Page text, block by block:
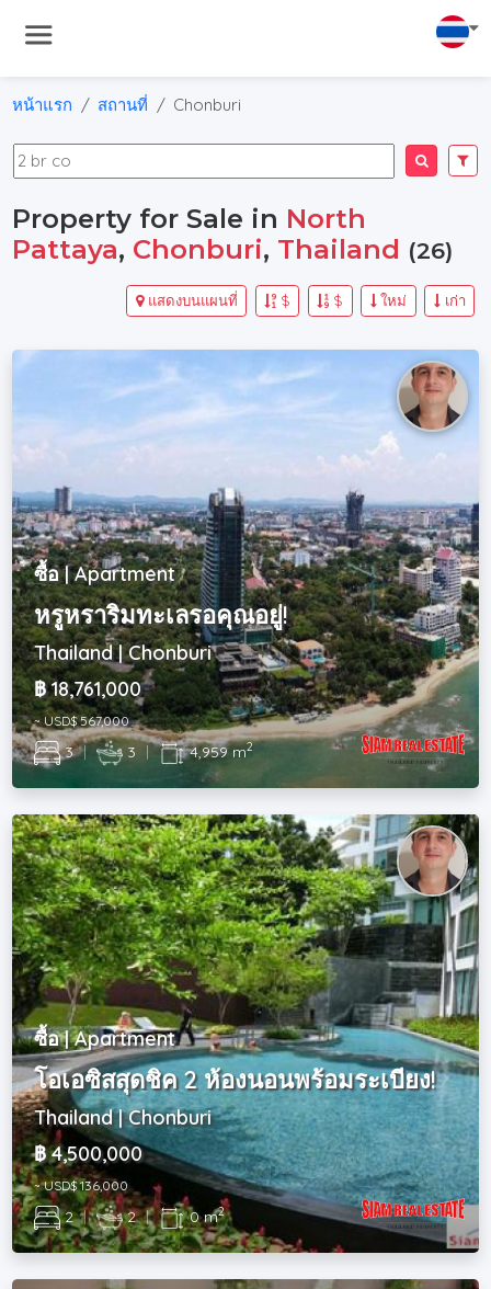
หน้าแรก สถานที่ Chonburi
Property for Sale in North
Pattaya, Chonburi, Thailand (26)
เก่า
ใหม่
$
$
แสดงบนแผนที่
ซื้อ | Apartment
หรูหราริมทะเลรอคุณอยู่!
Thailand | Chonburi
฿ 18,761,000
~ USD$ 567,000
3 | 3 | 4,959 m2
ซื้อ | Apartment
โอเอซิสสุดชิค 2 ห้องนอนพร้อมระเบียง!
Thailand | Chonburi
฿ 4,500,000
~ USD$ 136,000
2 | 2 | 0 m2